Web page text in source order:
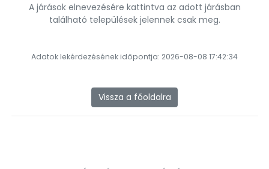
A járások elnevezésére kattintva az adott járásban
található települések jelennek csak meg.
Adatok lekérdezésének időpontja: 2026-08-08 17:42:34
Vissza a főoldalra